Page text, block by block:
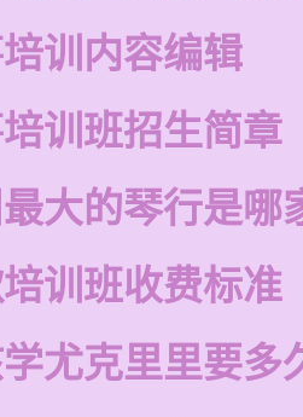
训内容编辑
训班招生简章
大的琴行是哪
训班收费标准
尤克里里要多